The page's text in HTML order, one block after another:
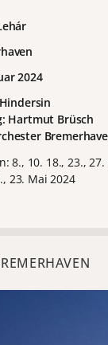
2024
Hartmut Brüsch
8., 10. 18., 23.,
23. Mai 2024